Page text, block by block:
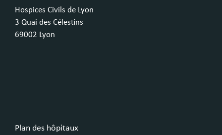
Hospices Civils de Lyon
3 Quai des Célestins
69002 Lyon
Plan des hôpitaux